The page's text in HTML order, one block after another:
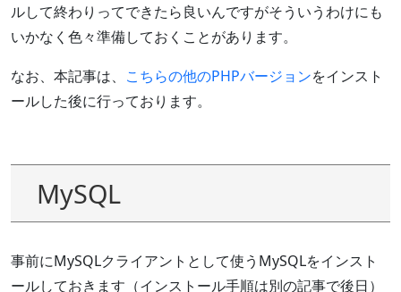
ルして終わりってできたら良いんですがそういうわけにも
いかなく色々準備しておくことがあります。
なお、本記事は、 こちらの他のPHPバージョンをインスト
ールした後に行っております。
MySQL
事前にMySQLクライアントとして使うMySQLをインスト
ールしておきます（インストール手順は別の記事で後日）